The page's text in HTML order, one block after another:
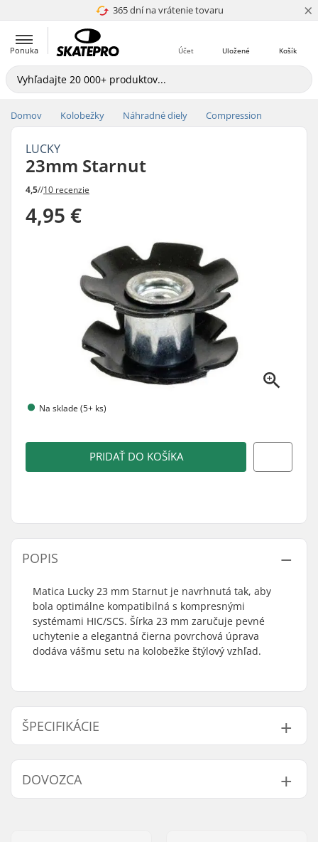
365 dní na vrátenie tovaru
4.8 z 5 ×
Ponuka Košík
Uložené
Účet
Domov Kolobežky Náhradné diely Compression
LUCKY
23mm Starnut
4,5//10 recenzie
4,95 €
Na sklade (5+ ks)
PRIDAŤ DO KOŠÍKA
POPIS
Matica Lucky 23 mm Starnut je navrhnutá tak, aby
bola optimálne kompatibilná s kompresnými
systémami HIC/SCS. Šírka 23 mm zaručuje pevné
uchytenie a elegantná čierna povrchová úprava
dodáva vášmu setu na kolobežke štýlový vzhľad.
ŠPECIFIKÁCIE
Typ kompresie:
IHC, SCS, HIC, TCS
Starnut:
DOVOZCA